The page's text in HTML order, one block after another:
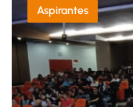
Aspirantes